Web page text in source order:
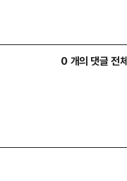
0 개의 댓글 전